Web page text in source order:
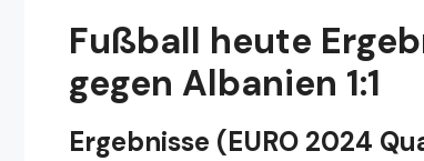
Fußball heute
gegen Albanien 1:1
Ergebnisse (EURO 2024